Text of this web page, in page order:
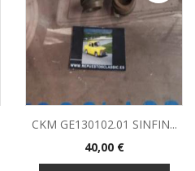
CKM GE130102.01 SINFIN...
Precio
40,00 €